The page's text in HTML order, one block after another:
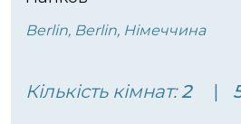
Berlin, Berlin, Німеччина
Кількість кімнат:2